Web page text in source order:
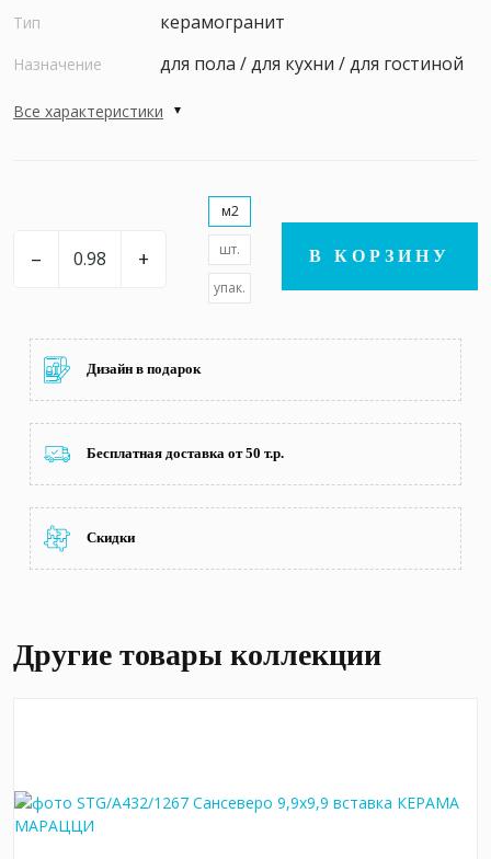
Тип керамогранит
Назначение для пола / для кухни / для гостиной
Все характеристики
– +
м2
шт.
упак.
В КОРЗИНУ
Дизайн в подарок
Бесплатная доставка от 50 т.р.
Скидки
Другие товары коллекции